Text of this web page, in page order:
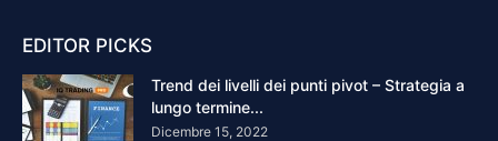
EDITOR PICKS
Trend dei livelli dei punti pivot – Strategia a
lungo termine...
Dicembre 15, 2022